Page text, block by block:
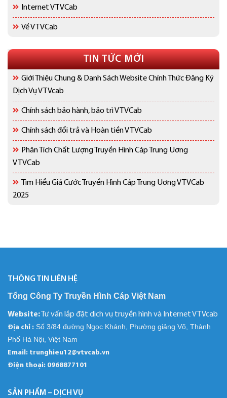
Internet VTVCab
Về VTVCab
TIN TỨC MỚI
Giới Thiệu Chung & Danh Sách Website Chính Thức Đăng Ký
Dịch Vụ VTVcab
Chính sách bảo hành, bảo trì VTVCab
Chính sách đổi trả và Hoàn tiền VTVCab
Phân Tích Chất Lượng Truyền Hình Cáp Trung Uơng
VTVCab
Tìm Hiểu Giá Cước Truyền Hình Cáp Trung Uơng VTVCab
2025
THÔNG TIN LIÊN HỆ
Tổng Công Ty Truyền Hình Cáp Việt Nam
Website: Tư vấn lắp đặt dịch vụ truyền hình và Internet VTVcab
Địa chỉ : Số 3/84 đường Ngọc Khánh, Phường giảng Võ, Thành
Phố Hà Nội, Việt Nam
Email: trunghieu12@vtvcab.vn
Điện thoại: 0968877101
SẢN PHẨM – DỊCH VỤ